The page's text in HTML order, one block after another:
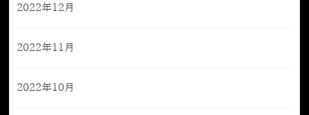
2022年12月
2022年11月
2022年10月